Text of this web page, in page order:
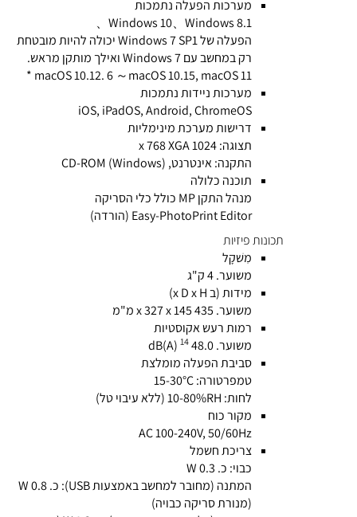
מערכות הפעלה נתמכות
Windows 10、Windows 8.1、
הפעלה של Windows 7 SP1 יכולה להיות מובטחת
רק במחשב עם Windows 7 ואילך מותקן מראש.
macOS 10.12. 6 ～macOS 10.15, macOS 11 *
מערכות ניידות נתמכות
iOS, iPadOS, Android, ChromeOS
דרישות מערכת מינימליות
תצוגה: 1024 x 768 XGA
התקנה: אינטרנט, CD-ROM (Windows)
תוכנה כלולה
מנהל התקן MP כולל כלי הסריקה
Easy-PhotoPrint Editor (הורדה)
תכונות פיזיות
מִשׁקָל
משוער. 4 ק"ג
מידות (ב x D x H)
משוער. 435 x 327 x 145 מ"מ
רמות רעש אקוסטיות
משוער. 48.0 dB(A)
14
סביבת הפעלה מומלצת
טמפרטורה: 15-30°C
לחות: 10-80%RH (ללא עיבוי טל)
מקור כוח
AC 100-240V, 50/60Hz
צריכת חשמל
כבוי: כ. 0.3 W
המתנה (מחובר למחשב באמצעות USB): כ. 0.8 W
(מנורת סריקה כבויה)